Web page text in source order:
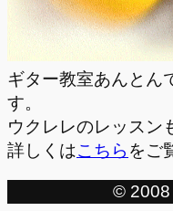
ギター教室あんとん
す。
ウクレレのレッスン
詳しくはこちら をご
© 2008